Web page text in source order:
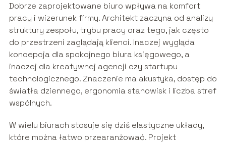
Dobrze zaprojektowane biuro wpływa na komfort
pracy i wizerunek firmy. Architekt zaczyna od analizy
struktury zespołu, trybu pracy oraz tego, jak często
do przestrzeni zaglądają klienci. Inaczej wygląda
koncepcja dla spokojnego biura księgowego, a
inaczej dla kreatywnej agencji czy startupu
technologicznego. Znaczenie ma akustyka, dostęp do
światła dziennego, ergonomia stanowisk i liczba stref
wspólnych.
W wielu biurach stosuje się dziś elastyczne układy,
które można łatwo przearanżować. Projekt